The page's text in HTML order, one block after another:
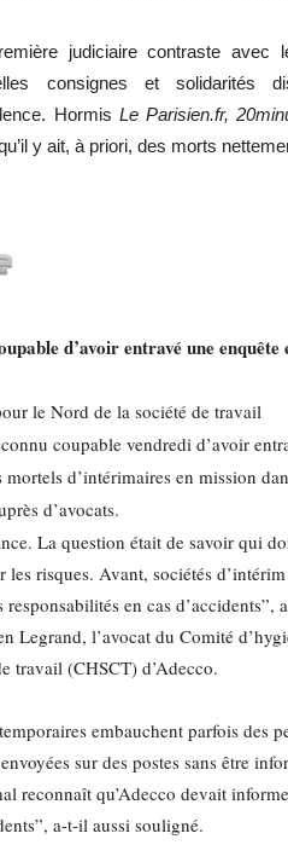
judiciaire contraste
consignes et solidarités
Hormis Le Parisien.fr,
y ait, à priori, des morts
d’avoir entravé une enquête
le Nord de la société de travail
coupable vendredi d’avoir
d’intérimaires en mission
d’avocats.
La question était de savoir qui
les risques. Avant, sociétés
en cas d’accidents”, a
Legrand, l’avocat du Comité
travail (CHSCT) d’Adecco.
embauchent parfois des
sur des postes sans être
reconnaît qu’Adecco devait
a-t-il aussi souligné.